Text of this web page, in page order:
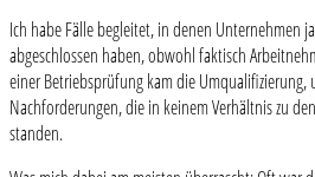
Ich habe Fälle begleitet, in denen Unternehmen
abgeschlossen haben, obwohl faktisch
einer Betriebsprüfung kam die Umqualifizierung,
Nachforderungen, die in keinem Verhältnis zu
standen.